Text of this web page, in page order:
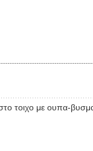
τοιχο με ουπα-